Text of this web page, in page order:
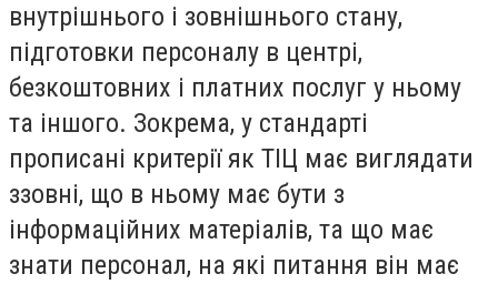
внутрішнього і зовнішнього стану,
підготовки персоналу в центрі,
безкоштовних і платних послуг у ньому
та іншого. Зокрема, у стандарті
прописані критерії як ТІЦ має виглядати
ззовні, що в ньому має бути з
інформаційних матеріалів, та що має
знати персонал, на які питання він має